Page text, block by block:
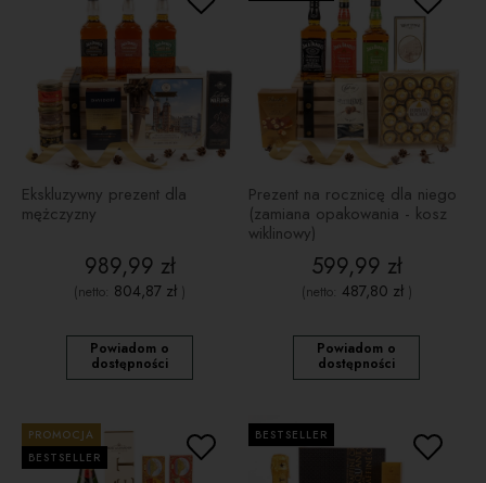
Ekskluzywny prezent dla
mężczyzny
989,99 zł
(netto: 804,87 zł )
Powiadom o
dostępności
Prezent na rocznicę dla niego
(zamiana opakowania - kosz
wiklinowy)
599,99 zł
(netto: 487,80 zł)
Powiadom o
dostępności
PROMOCJA
BESTSELLER
BESTSELLER